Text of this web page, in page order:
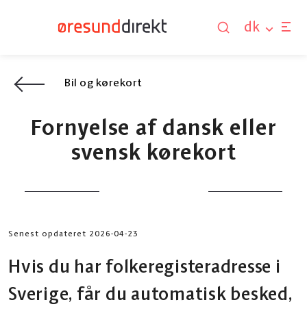
dk
Bil og kørekort
Fornyelse af dansk eller
svensk kørekort
Senest opdateret 2026-04-23
Hvis du har folkeregisteradresse i
Sverige, får du automatisk besked,